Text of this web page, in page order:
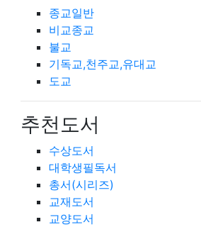
종교일반
비교종교
불교
기독교,천주교,유대교
도교
추천도서
수상도서
대학생필독서
총서(시리즈)
교재도서
교양도서